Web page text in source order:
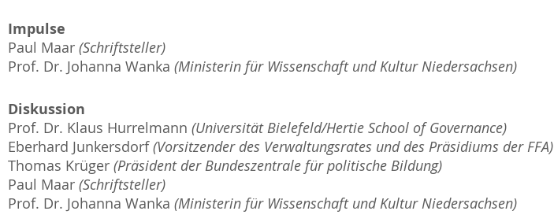
Impulse
Paul Maar (Schriftsteller)
Prof. Dr. Johanna Wanka (Ministerin für Wissenschaft und Kultur Niedersachsen)
Diskussion
Prof. Dr. Klaus Hurrelmann (Universität Bielefeld/Hertie School of Governance)
Eberhard Junkersdorf(Vorsitzender des Verwaltungsrates und des Präsidiums der FFA)
Thomas Krüger (Präsident der Bundeszentrale für politische Bildung)
Paul Maar (Schriftsteller)
Prof. Dr. Johanna Wanka (Ministerin für Wissenschaft und Kultur Niedersachsen)